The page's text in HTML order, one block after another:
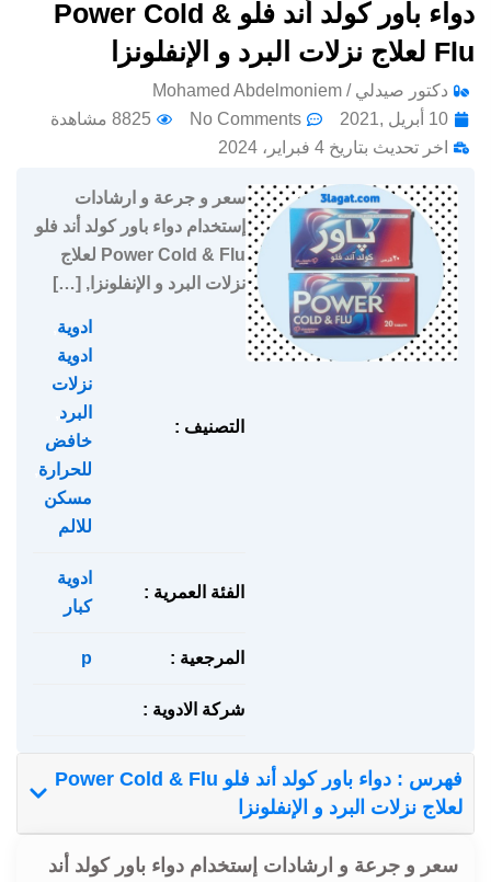
دواء باور كولد أند فلو Power Cold &
Flu لعلاج نزلات البرد و الإنفلونزا
دكتور صيدلي / Mohamed Abdelmoniem
10 أبريل ,2021
No Comments
8825 مشاهدة
اخر تحديث بتاريخ 4 فبراير، 2024
سعر و جرعة و ارشادات
إستخدام دواء باور كولد أند فلو
Power Cold & Flu لعلاج
نزلات البرد و الإنفلونزا, […]
التصنيف :
ادوية
ادوية
نزلات
البرد
خافض
للحرارة
مسكن
للالم
الفئة العمرية :
ادوية
كبار
المرجعية : p
شركة الادوية :
فهرس : دواء باور كولد أند فلو Power Cold & Flu
لعلاج نزلات البرد و الإنفلونزا
سعر و جرعة و ارشادات إستخدام دواء باور كولد أند